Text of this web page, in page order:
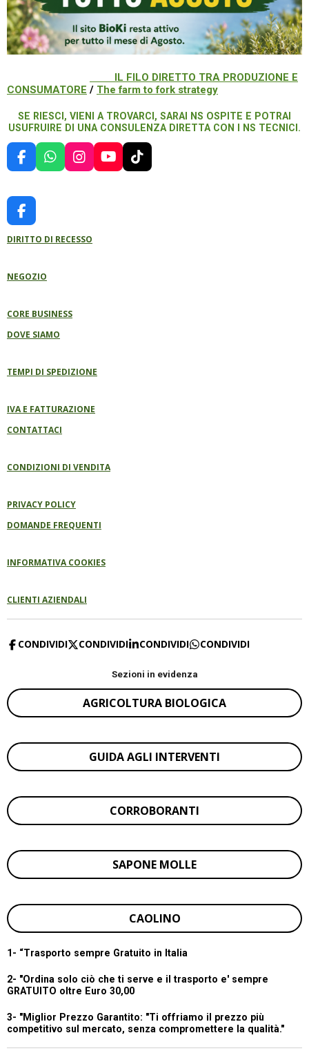
IL FILO DIRETTO TRA PRODUZIONE E
CONSUMATORE / The farm to fork strategy
SE RIESCI, VIENI A TROVARCI, SARAI NS OSPITE E POTRAI
USUFRUIRE DI UNA CONSULENZA DIRETTA CON I NS TECNICI.
F
A
E
B
O
O
W
H
P
I
N
R
Y
O
T
I
F
A
C
O
K
DIRITTO DI RECESSO
NEGOZIO
CORE BUSINESS
DOVE SIAMO
TEMPI DI SPEDIZIONE
IVA E FATTURAZIONE
CONTATTACI
CONDIZIONI DI VENDITA
PRIVACY POLICY
DOMANDE FREQUENTI
INFORMATIVA COOKIES
CLIENTI AZIENDALI
CONDIVIDI CONDIVIDI CONDIVIDI CONDIVIDI
Sezioni in evidenza
AGRICOLTURA BIOLOGICA
GUIDA AGLI INTERVENTI
CORROBORANTI
SAPONE MOLLE
CAOLINO
1- “Trasporto sempre Gratuito in Italia
2- "Ordina solo ciò che ti serve e il trasporto e' sempre
GRATUITO oltre Euro 30,00
3- "Miglior Prezzo Garantito: "Ti offriamo il prezzo più
competitivo sul mercato, senza compromettere la qualità."